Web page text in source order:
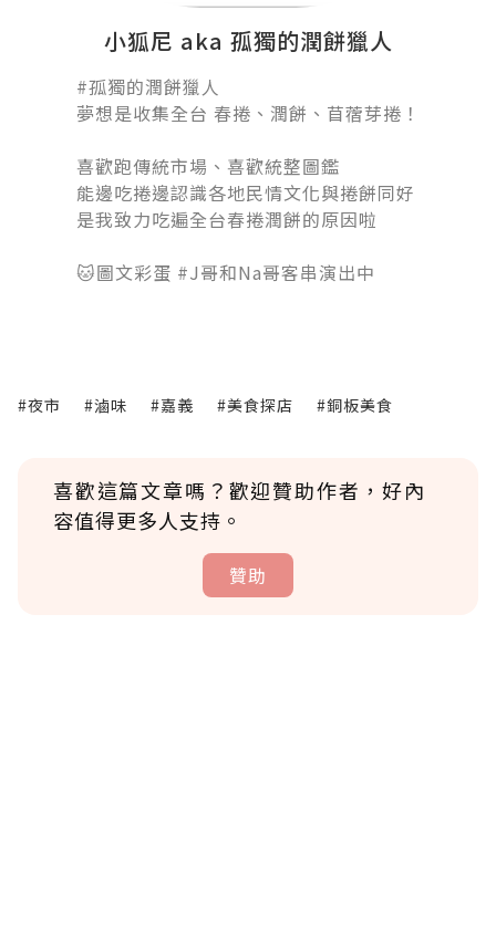
小狐尼 aka 孤獨的潤餅獵人
#孤獨的潤餅獵人󠀠
夢想是收集全台 春捲、潤餅、苜蓿芽捲！
喜歡跑傳統市場、喜歡統整圖鑑
能邊吃捲邊認識各地民情文化與捲餅同好
是我致力吃遍全台春捲潤餅的原因啦
🐱圖文彩蛋 #J哥和Na哥客串演出中
#夜市 #滷味 #嘉義 #美食探店 #銅板美食
喜歡這篇文章嗎？歡迎贊助作者，好內
容值得更多人支持。
贊助